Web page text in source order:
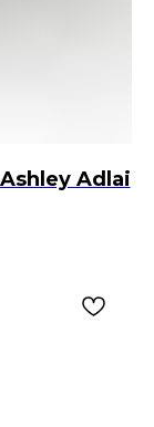
Adlai